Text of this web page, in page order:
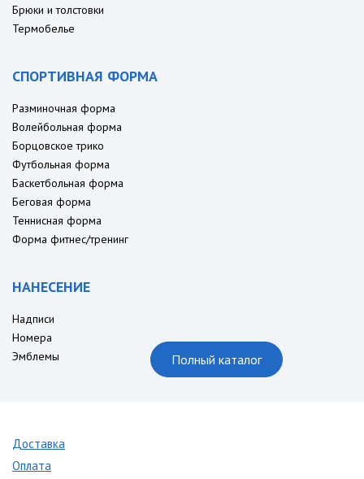
Брюки и толстовки
Термобелье
СПОРТИВНАЯ ФОРМА
Разминочная форма
Волейбольная форма
Борцовское трико
Футбольная форма
Баскетбольная форма
Беговая форма
Теннисная форма
Форма фитнес/тренинг
НАНЕСЕНИЕ
Надписи
Номера
Эмблемы
Полный каталог
Доставка
Оплата